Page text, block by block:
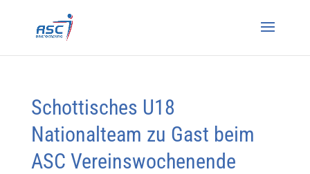
Schottisches U18
Nationalteam zu Gast beim
ASC Vereinswochenende